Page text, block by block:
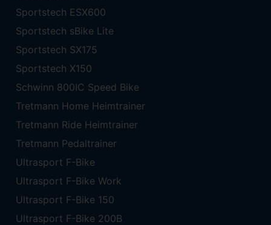
Sportstech ESX600
Sportstech sBike Lite
Sportstech SX175
Sportstech X150
Schwinn 800IC Speed Bike
Tretmann Home Heimtrainer
Tretmann Ride Heimtrainer
Tretmann Pedaltrainer
Ultrasport F-Bike
Ultrasport F-Bike Work
Ultrasport F-Bike 150
Ultrasport F-Bike 200B